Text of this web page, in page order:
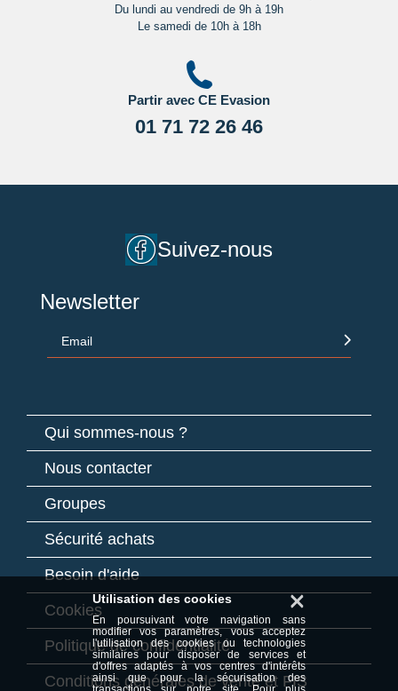
Du lundi au vendredi de 9h à 19h
Le samedi de 10h à 18h
Partir avec CE Evasion
01 71 72 26 46
Suivez-nous
Newsletter
Email
Qui sommes-nous ?
Nous contacter
Groupes
Sécurité achats
Besoin d'aide
Cookies
Politique de confidentialité
Conditions générales de vente et FIS
×
Utilisation des cookies
En poursuivant votre navigation sans
modifier vos paramètres, vous acceptez
l'utilisation des cookies ou technologies
similaires pour disposer de services et
d'offres adaptés à vos centres d'intérêts
ainsi que pour la sécurisation des